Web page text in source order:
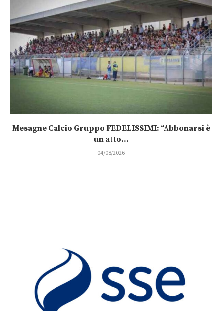
Mesagne Calcio Gruppo FEDELISSIMI: “Abbonarsi è
un atto...
04/08/2026